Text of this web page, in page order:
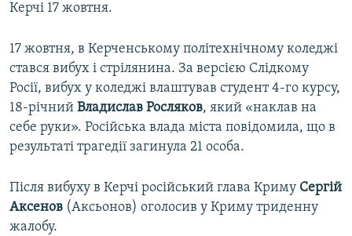
Керчі 17 жовтня.
17 жовтня, в Керченському політехнічному коледжі
стався вибух і стрілянина. За версією Слідкому
Росії, вибух у коледжі влаштував студент 4-го курсу,
18-річний Владислав Росляков, який «наклав на
себе руки». Російська влада міста повідомила, що в
результаті трагедії загинула 21 особа.
​Після вибуху в Керчі російський глава Криму Сергій
Аксенов (Аксьонов) оголосив у Криму триденну
жалобу.​